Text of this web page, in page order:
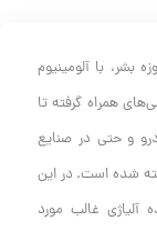
بشر، با آلومینیوم
همراه گرفته تا
و حتی در صنایع
شده است. در این
آلیاژی غالب مورد